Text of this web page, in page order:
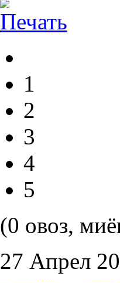
1
2
3
4
5
(0 овоз,
27 Апрел